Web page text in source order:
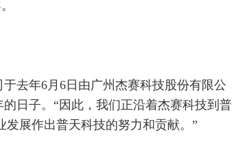
去年6月6日由广州 杰赛科技股份有限公
日子。“因此，我们正沿着杰赛科技到普
展作出普天科技的努力和贡献。”